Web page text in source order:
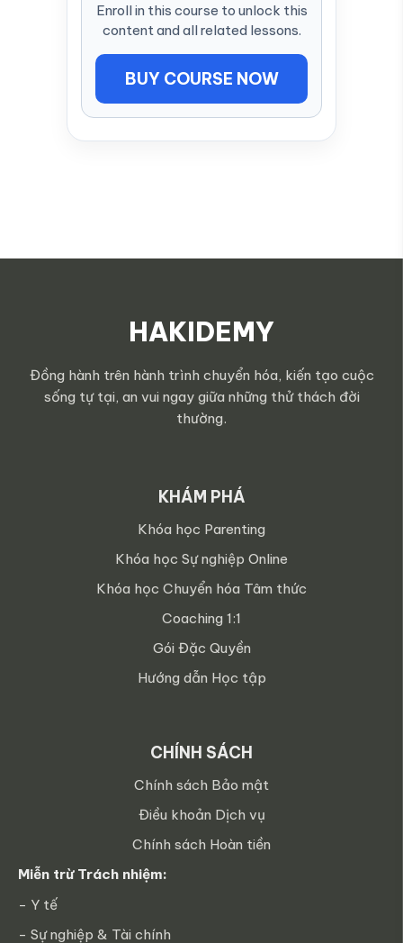
Enroll in this course to unlock this
content and all related lessons.
BUY COURSE NOW
HAKIDEMY
Đồng hành trên hành trình chuyển hóa, kiến tạo cuộc
sống tự tại, an vui ngay giữa những thử thách đời
thường.
KHÁM PHÁ
Khóa học Parenting
Khóa học Sự nghiệp Online
Khóa học Chuyển hóa Tâm thức
Coaching 1:1
Gói Đặc Quyền
Hướng dẫn Học tập
CHÍNH SÁCH
Chính sách Bảo mật
Điều khoản Dịch vụ
Chính sách Hoàn tiền
Miễn trừ Trách nhiệm:
- Y tế
- Sự nghiệp & Tài chính